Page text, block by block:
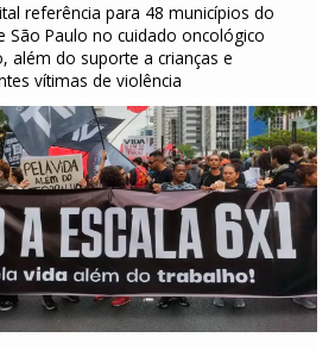
referência para 48 municípios do
São Paulo no cuidado oncológico
além do suporte a crianças e
vítimas de violência